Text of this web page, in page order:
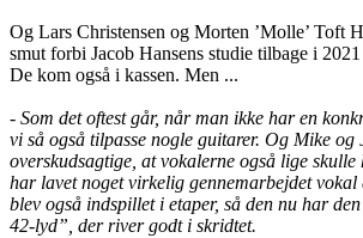
Og Lars Christensen og Morten ’Molle’ Toft
smut forbi Jacob Hansens studie tilbage i
De kom også i kassen. Men ...
- Som det oftest går, når man ikke har en
vi så også tilpasse nogle guitarer. Og Mike og
overskudsagtige, at vokalerne også lige skulle
har lavet noget virkelig gennemarbejdet vokal
blev også indspillet i etaper, så den nu har
42-lyd”, der river godt i skridtet.